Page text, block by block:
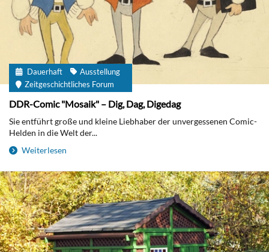
Dauerhaft
Ausstellung
Zeitgeschichtliches Forum
DDR-Comic "Mosaik" – Dig, Dag, Digedag
Sie entführt große und kleine Liebhaber der unvergessenen Comic-
Helden in die Welt der...
Weiterlesen